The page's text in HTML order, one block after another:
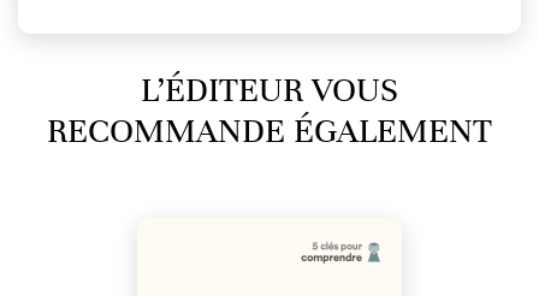
L’ÉDITEUR VOUS
RECOMMANDE ÉGALEMENT